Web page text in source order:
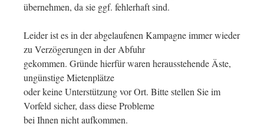
übernehmen, da sie ggf. fehlerhaft sind.
Leider ist es in der abgelaufenen Kampagne immer wieder
zu Verzögerungen in der Abfuhr
gekommen. Gründe hierfür waren herausstehende Äste,
ungünstige Mietenplätze
oder keine Unterstützung vor Ort. Bitte stellen Sie im
Vorfeld sicher, dass diese Probleme
bei Ihnen nicht aufkommen.